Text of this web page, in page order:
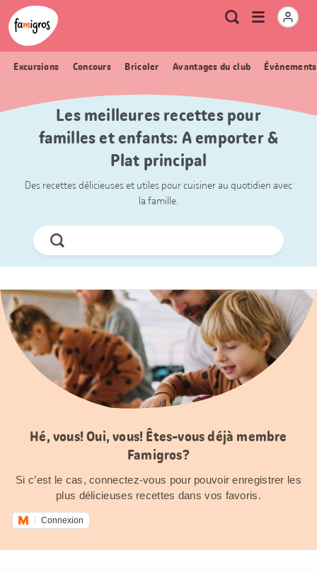
Signets
de
navigation
Header
Logo Métanavigation
RechercheOuvrir
Excursions Concours Bricoler Avantages du club
Les meilleures recettes pour
familles et enfants: A emporter &
Plat principal
Des recettes délicieuses et utiles pour cuisiner au quotidien avec
la famille.
Chercher
Hé, vous! Oui, vous! Êtes-vous déjà membre
Famigros?
Si c’est le cas, connectez-vous pour pouvoir enregistrer les
plus délicieuses recettes dans vos favoris.
Connexion